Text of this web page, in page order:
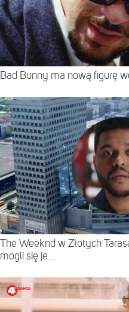
Bad Bunny ma nową figurę
The Weeknd w Złotych
mogli się je...